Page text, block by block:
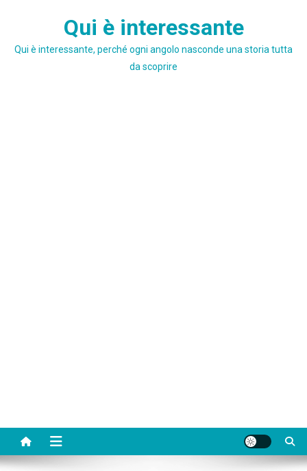
Qui è interessante
Qui è interessante, perché ogni angolo nasconde una storia tutta
da scoprire